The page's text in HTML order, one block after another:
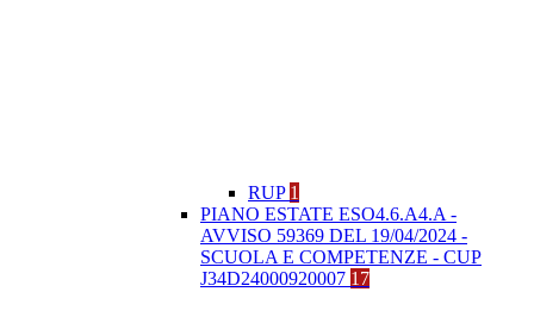
RUP 1
PIANO ESTATE ESO4.6.A4.A -
AVVISO 59369 DEL 19/04/2024 -
SCUOLA E COMPETENZE - CUP
J34D24000920007 17